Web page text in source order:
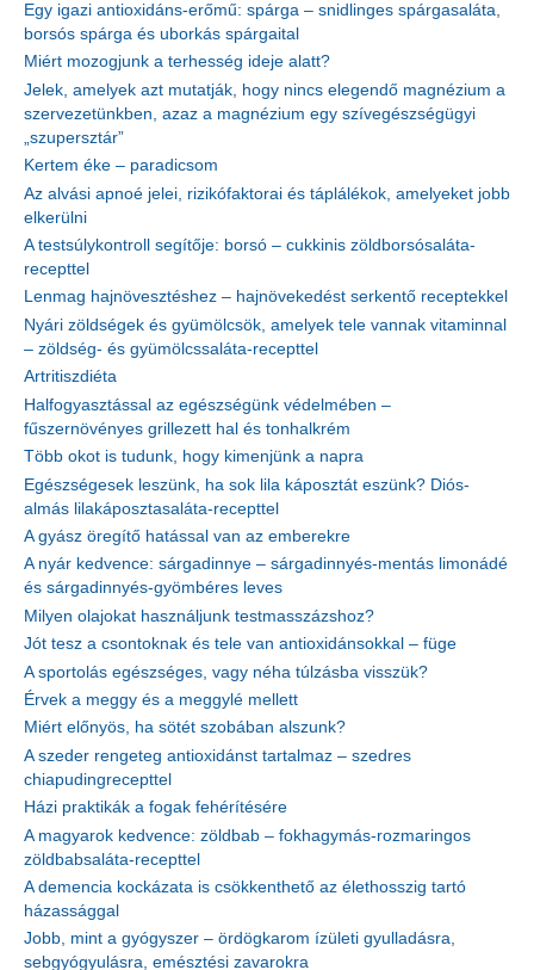
Egy igazi antioxidáns-erőmű: spárga – snidlinges spárgasaláta,
borsós spárga és uborkás spárgaital
Miért mozogjunk a terhesség ideje alatt?
Jelek, amelyek azt mutatják, hogy nincs elegendő magnézium a
szervezetünkben, azaz a magnézium egy szívegészségügyi
„szupersztár”
Kertem éke – paradicsom
Az alvási apnoé jelei, rizikófaktorai és táplálékok, amelyeket jobb
elkerülni
A testsúlykontroll segítője: borsó – cukkinis zöldborsósaláta-
recepttel
Lenmag hajnövesztéshez – hajnövekedést serkentő receptekkel
Nyári zöldségek és gyümölcsök, amelyek tele vannak vitaminnal
– zöldség- és gyümölcssaláta-recepttel
Artritiszdiéta
Halfogyasztással az egészségünk védelmében –
fűszernövényes grillezett hal és tonhalkrém
Több okot is tudunk, hogy kimenjünk a napra
Egészségesek leszünk, ha sok lila káposztát eszünk? Diós-
almás lilakáposztasaláta-recepttel
A gyász öregítő hatással van az emberekre
A nyár kedvence: sárgadinnye – sárgadinnyés-mentás limonádé
és sárgadinnyés-gyömbéres leves
Milyen olajokat használjunk testmasszázshoz?
Jót tesz a csontoknak és tele van antioxidánsokkal – füge
A sportolás egészséges, vagy néha túlzásba visszük?
Érvek a meggy és a meggylé mellett
Miért előnyös, ha sötét szobában alszunk?
A szeder rengeteg antioxidánst tartalmaz – szedres
chiapudingrecepttel
Házi praktikák a fogak fehérítésére
A magyarok kedvence: zöldbab – fokhagymás-rozmaringos
zöldbabsaláta-recepttel
A demencia kockázata is csökkenthető az élethosszig tartó
házassággal
Jobb, mint a gyógyszer – ördögkarom ízületi gyulladásra,
sebgyógyulásra, emésztési zavarokra